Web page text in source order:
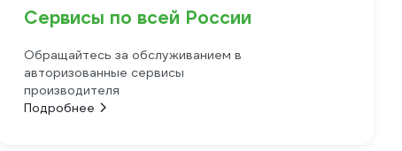
Сервисы по всей России
Обращайтесь за обслуживанием в
авторизованные сервисы
производителя
Подробнее